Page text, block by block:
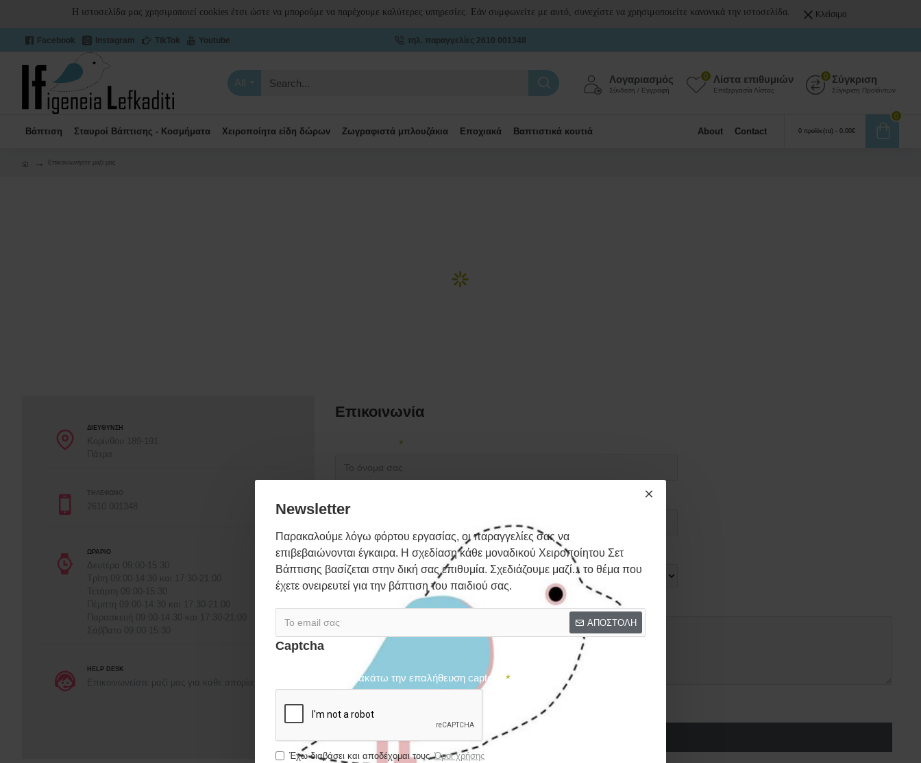
Newsletter
Παρακαλούμε λόγω φόρτου εργασίας, οι παραγγελίες σας να
επιβεβαιώνονται έγκαιρα. Η σχεδίαση κάθε μοναδικού Χειροποίητου Σετ
Βάπτισης βασίζεται στην δική σας επιθυμία. Σχεδιάζουμε μαζί... το θέμα που
έχετε ονειρευτεί για την βάπτιση του παιδιού σας.
ΑΠΟΣΤΟΛΉ
Captcha
Συμπλήρωσε παρακάτω την επαλήθευση captcha
Έχω διαβάσει και αποδέχομαι τους Όροι χρήσης
Η ιστοσελίδα μας χρησιμοποιεί cookies έτσι ώστε να μπορούμε να παρέχουμε καλύτερες υπηρεσίες. Εάν συμφωνείτε με αυτό, συνεχίστε να χρησιμοποιείτε κανονικά την ιστοσελίδα. Κλείσιμο
Facebook Instagram TikTok Youtube τηλ. παραγγελίες 2610 001348
All Λογαριασμός
Σύνδεση / Εγγραφή
Λίστα επιθυμιών
Επεξεργασία Λίστας
0 Σύγκριση
Σύγκριση Προϊόντων
0
Βάπτιση Σταυροί Βάπτισης - Κοσμήματα Χειροποίητα είδη δώρων Ζωγραφιστά μπλουζάκια Εποχιακά Βαπτιστικά κουτιά About Contact 0 προϊόν(τα) - 0,00€
0
Επικοινωνήστε μαζί μας
ΔΙΕΎΘΥΝΣΗ
Κορίνθου 189-191
Πάτρα
ΤΗΛΈΦΩΝΟ
2610 001348
ΩΡΆΡΙΟ
Δευτέρα 09:00-15:30
Τρίτη 09:00-14:30 και 17:30-21:00
Τετάρτη 09:00-15:30
Πέμπτη 09:00-14:30 και 17:30-21:00
Παρασκευή 09:00-14:30 και 17:30-21:00
Σάββατο 09:00-15:30
HELP DESK
Επικοινωνείστε μαζί μας για κάθε απορία
Επικοινωνία
Θέμα
Privacy Policy